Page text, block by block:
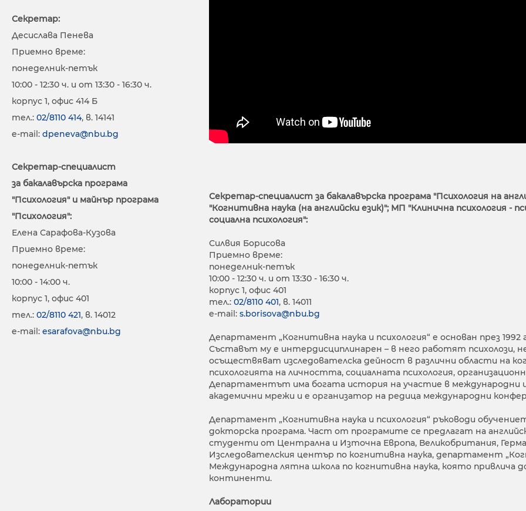
Секретар:
Десислава Пенева
Приемно време:
понеделник-петък
10:00 - 12:30 ч. и от 13:30 - 16:30 ч.
корпус 1, офис 414 Б
тел.: 02/8110 414, в. 14141
e-mail: dpeneva@nbu.bg
Секретар-специалист
за бакалавърска програма
"Психология" и майнър програма
"Психология":
Елена Сарафова-Кузова
Приемно време:
понеделник-петък
10:00 - 14:00 ч.
корпус 1, офис 401
тел.: 02/8110 421, в. 14012
e-mail: esarafova@nbu.bg
Секретар-специалист за бакалавърска програма "Психология на
"Когнитивна наука (на английски език)"; МП "Клинична психология -
социална психология":
Силвия Борисова
Приемно време:
понеделник-петък
10:00 - 12:30 ч. и от 13:30 - 16:30 ч.
корпус 1, офис 401
тел.: 02/8110 401, в. 14011
e-mail: s.borisova@nbu.bg
Департамент „Когнитивна наука и психология“ е основан през
Съставът му е интердисциплинарен – в него работят психолози,
осъществяват изследователска дейност в различни области на
психологията на личността, социалната психология,
Департаментът има богата история на участие в международни
академични мрежи и е организатор на редица международни
Департамент „Когнитивна наука и психология“ ръководи
докторска програма. Част от програмите се предлагат на
студенти от Централна и Източна Европа, Великобритания,
Изследователския център по когнитивна наука, департамент
Международна лятна школа по когнитивна наука, която
континенти.
Лаборатории